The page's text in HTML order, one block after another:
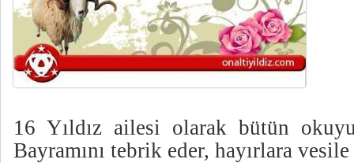
16 Yıldız ailesi olarak bütün
Bayramını tebrik eder, hayırlara